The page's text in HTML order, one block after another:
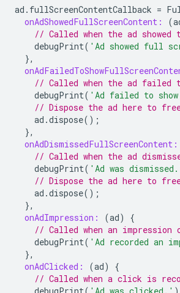
ad . fullScreenContentCallback =
onAdShowedFullScreenContent:
(
// Called when the ad
debugPrint( 'Ad showed full
},
// Called when the ad failed
debugPrint( 'Ad failed to
// Dispose the ad here to
ad .dispose();
},
onAdDismissedFullScreenContent:
// Called when the ad
debugPrint( 'Ad was
// Dispose the ad here to
ad .dispose();
},
onAdImpression:
(ad)
{
// Called when an impression
debugPrint( 'Ad recorded an
},
onAdClicked:
(ad)
{
// Called when a click is